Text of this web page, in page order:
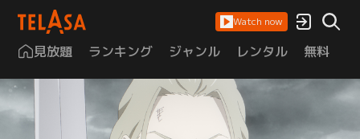
Watch now
見放題 ランキング ジャンル レンタル 無料